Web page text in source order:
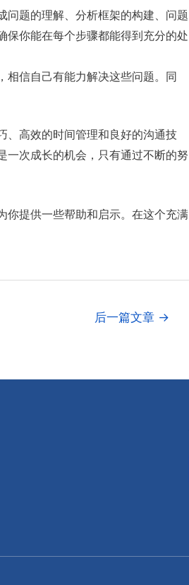
问题的理解、分析框架的构建、问题
保你能在每个步骤都能得到充分的处
相信自己有能力解决这些问题。同
、高效的时间管理和良好的沟通技
一次成长的机会，只有通过不断的努
你提供一些帮助和启示。在这个充满
后一篇文章 →